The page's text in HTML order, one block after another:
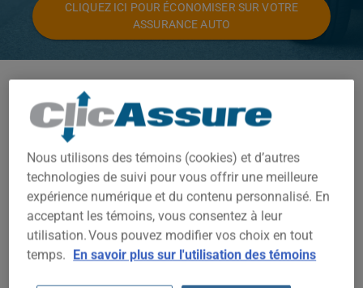
CLIQUEZ ICI POUR ÉCONOMISER SUR VOTRE
ASSURANCE AUTO
JIMMY
2003
Villes
TOUTES LES VILLES
Nous utilisons des témoins (cookies) et d’autres
technologies de suivi pour vous offrir une meilleure
expérience numérique et du contenu personnalisé. En
acceptant les témoins, vous consentez à leur
utilisation. Vous pouvez modifier vos choix en tout
temps. En savoir plus sur l'utilisation des témoins